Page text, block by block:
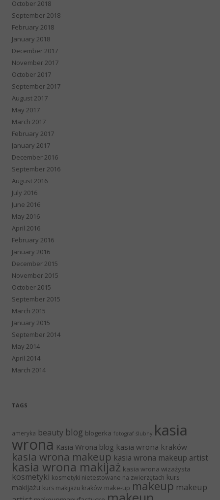
October 2018
September 2018
February 2018
January 2018
December 2017
November 2017
October 2017
September 2017
August 2017
May 2017
March 2017
February 2017
January 2017
December 2016
September 2016
August 2016
July 2016
June 2016
May 2016
April 2016
February 2016
January 2016
December 2015
November 2015
October 2015
September 2015
March 2015
January 2015
September 2014
May 2014
April 2014
March 2014
TAGS
ameryka beauty blog blogerka fotograf ślubny kasia
wrona Kasia Wrona blog kasia wrona kraków
kasia wrona makeup kasia wrona makeup artist
kasia wrona makijaż kasia wrona wizażysta
kosmetyki kosmetyki nietestowane na zwierzętach kurs
makijażu kurs makijażu kraków make-up makeup makeup